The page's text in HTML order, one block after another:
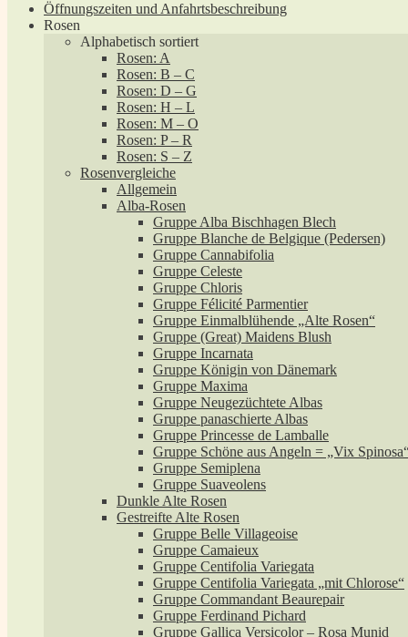
Öffnungszeiten und Anfahrtsbeschreibung
Rosen
Alphabetisch sortiert
Rosen: A
Rosen: B – C
Rosen: D – G
Rosen: H – L
Rosen: M – O
Rosen: P – R
Rosen: S – Z
Rosenvergleiche
Allgemein
Alba-Rosen
Gruppe Alba Bischhagen Blech
Gruppe Blanche de Belgique (Pedersen)
Gruppe Cannabifolia
Gruppe Celeste
Gruppe Chloris
Gruppe Félicité Parmentier
Gruppe Einmalblühende „Alte Rosen“
Gruppe (Great) Maidens Blush
Gruppe Incarnata
Gruppe Königin von Dänemark
Gruppe Maxima
Gruppe Neugezüchtete Albas
Gruppe panaschierte Albas
Gruppe Princesse de Lamballe
Gruppe Schöne aus Angeln = „Vix
Gruppe Semiplena
Gruppe Suaveolens
Dunkle Alte Rosen
Gestreifte Alte Rosen
Gruppe Belle Villageoise
Gruppe Camaieux
Gruppe Centifolia Variegata
Gruppe Centifolia Variegata „mit Chlorose“
Gruppe Commandant Beaurepair
Gruppe Ferdinand Pichard
Gruppe Gallica Versicolor – Rosa Munid